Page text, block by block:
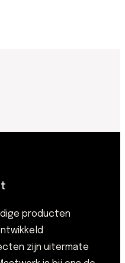
producten
zijn uitermate